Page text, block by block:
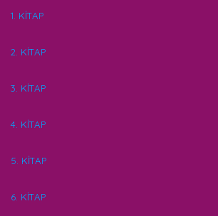
1. KİTAP
2. KİTAP
3. KİTAP
4. KİTAP
5. KİTAP
6. KİTAP